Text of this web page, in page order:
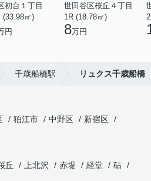
初台１丁目
(33.98㎡)
円
世田谷区桜丘４丁目
1R (18.78㎡)
8万円
千歳船橋駅 リュクス千歳船橋
狛江市 中野区
新宿区
丘 上北沢 赤堤 経堂
砧